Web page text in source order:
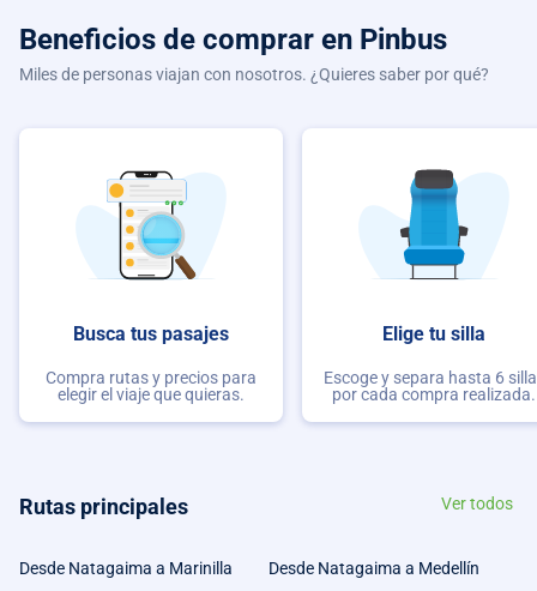
Beneficios de comprar en Pinbus
Miles de personas viajan con nosotros. ¿Quieres saber por qué?
Busca tus pasajes
Compra rutas y precios para
elegir el viaje que quieras.
Elige tu silla
Escoge y separa hasta 6
por cada compra realizada.
Rutas principales Ver todos
Desde Natagaima a Marinilla Desde Natagaima a Medellín